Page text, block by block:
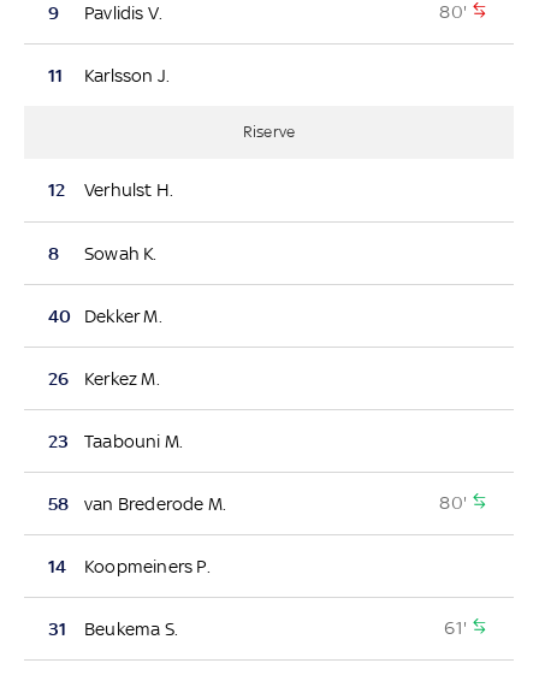
9 Pavlidis V. 80'
11 Karlsson J.
Riserve
12 Verhulst H.
8 Sowah K.
40 Dekker M.
26 Kerkez M.
23 Taabouni M.
58 van Brederode M. 80'
14 Koopmeiners P.
31 Beukema S. 61'